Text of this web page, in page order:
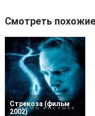
Смотреть
Стрекоза (фильм
2002)